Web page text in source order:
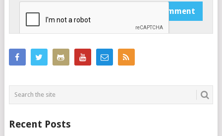
Recent Posts